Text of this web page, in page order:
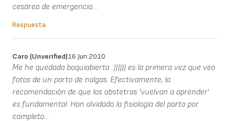
cesárea de emergencia...
Respuesta
Caro (unverified)16 Jun 2010
Me he quedado boquiabierta :)))))) es la primera vez que veo
fotos de un parto de nalgas. Efectivamente, la
recomendación de que los obstetras 'vuelvan a aprender'
es fundamental. Han olvidado la fisiología del parto por
completo...